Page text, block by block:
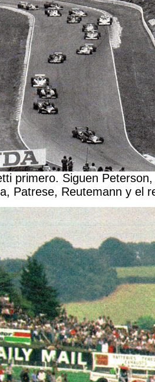
primero. Siguen
Patrese, Reutemann y el